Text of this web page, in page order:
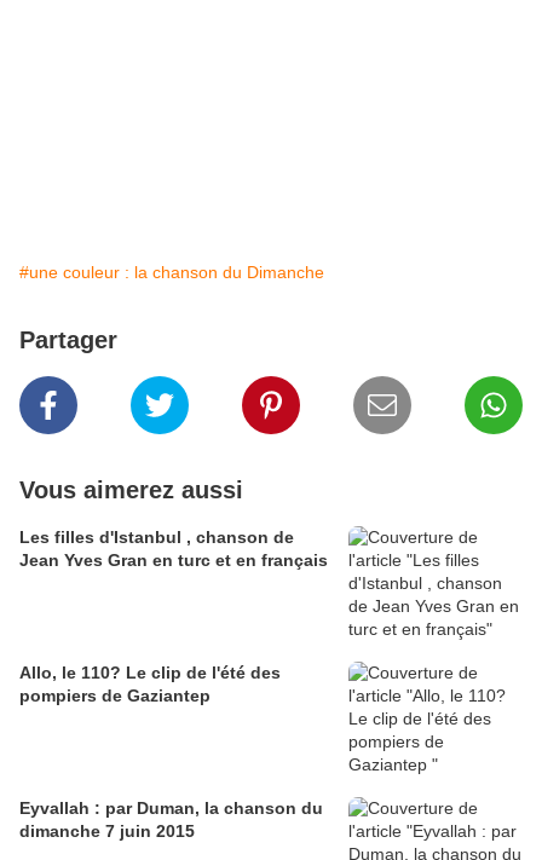
#une couleur : la chanson du Dimanche
Partager
Vous aimerez aussi
Les filles d'Istanbul , chanson de
Jean Yves Gran en turc et en français
Allo, le 110? Le clip de l'été des
pompiers de Gaziantep
Eyvallah : par Duman, la chanson du
dimanche 7 juin 2015